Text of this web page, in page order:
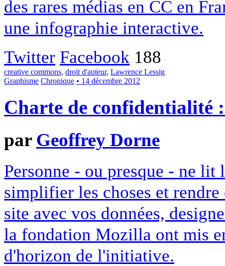
des rares médias en CC en
une infographie interactive.
Twitter Facebook 188
creative commons, droit d'auteur, Lawrence Lessig
Graphisme Chronique • 14 décembre 2012
Charte de confidentialité
par Geoffrey Dorne
Personne - ou presque - ne
simplifier les choses et
site avec vos données,
la fondation Mozilla ont mis
d'horizon de l'initiative.